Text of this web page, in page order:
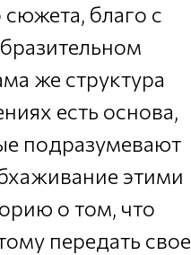
благо с
же структура
есть основа,
подразумевают
этими
о том, что
передать свое